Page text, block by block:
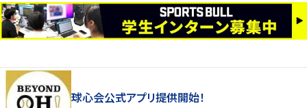
球心会公式アプリ提供開始！